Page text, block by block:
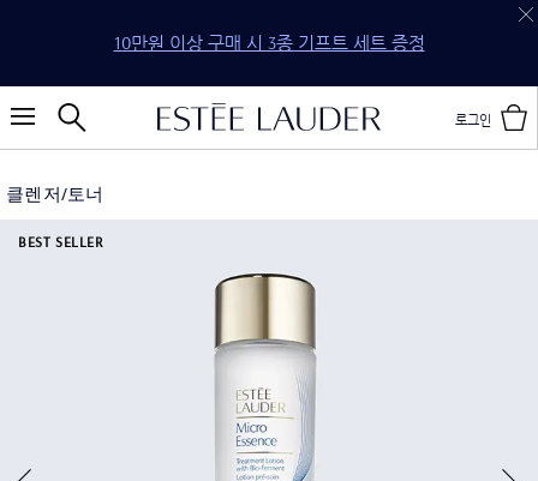
20만원 이상 구매 시 4종 기프트 세트 증정
로그인
클렌저/토너
BEST SELLER